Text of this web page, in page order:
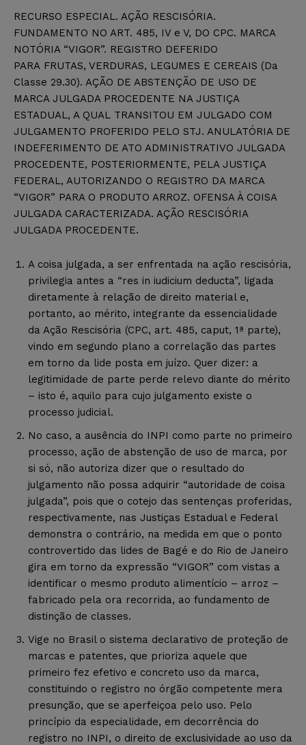
RECURSO ESPECIAL. AÇÃO RESCISÓRIA.
FUNDAMENTO NO ART. 485, IV e V, DO CPC. MARCA
NOTÓRIA “VIGOR”. REGISTRO DEFERIDO
PARA FRUTAS, VERDURAS, LEGUMES E CEREAIS (Da
Classe 29.30). AÇÃO DE ABSTENÇÃO DE USO DE
MARCA JULGADA PROCEDENTE NA JUSTIÇA
ESTADUAL, A QUAL TRANSITOU EM JULGADO COM
JULGAMENTO PROFERIDO PELO STJ. ANULATÓRIA DE
INDEFERIMENTO DE ATO ADMINISTRATIVO JULGADA
PROCEDENTE, POSTERIORMENTE, PELA JUSTIÇA
FEDERAL, AUTORIZANDO O REGISTRO DA MARCA
“VIGOR” PARA O PRODUTO ARROZ. OFENSA À COISA
JULGADA CARACTERIZADA. AÇÃO RESCISÓRIA
JULGADA PROCEDENTE.
A coisa julgada, a ser enfrentada na ação rescisória,
privilegia antes a “res in iudicium deducta”, ligada
diretamente à relação de direito material e,
portanto, ao mérito, integrante da essencialidade
da Ação Rescisória (CPC, art. 485, caput, 1ª parte),
vindo em segundo plano a correlação das partes
em torno da lide posta em juízo. Quer dizer: a
legitimidade de parte perde relevo diante do mérito
– isto é, aquilo para cujo julgamento existe o
processo judicial.
No caso, a ausência do INPI como parte no primeiro
processo, ação de abstenção de uso de marca, por
si só, não autoriza dizer que o resultado do
julgamento não possa adquirir “autoridade de coisa
julgada”, pois que o cotejo das sentenças proferidas,
respectivamente, nas Justiças Estadual e Federal
demonstra o contrário, na medida em que o ponto
controvertido das lides de Bagé e do Rio de Janeiro
gira em torno da expressão “VIGOR” com vistas a
identificar o mesmo produto alimentício – arroz –
fabricado pela ora recorrida, ao fundamento de
distinção de classes.
Vige no Brasil o sistema declarativo de proteção de
marcas e patentes, que prioriza aquele que
primeiro fez efetivo e concreto uso da marca,
constituindo o registro no órgão competente mera
presunção, que se aperfeiçoa pelo uso. Pelo
princípio da especialidade, em decorrência do
registro no INPI, o direito de exclusividade ao uso da